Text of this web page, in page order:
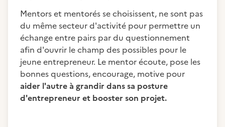
Mentors et mentorés se choisissent, ne sont pas
du même secteur d'activité pour permettre un
échange entre pairs par du questionnement
afin d'ouvrir le champ des possibles pour le
jeune entrepreneur. Le mentor écoute, pose les
bonnes questions, encourage, motive pour
aider l'autre à grandir dans sa posture
d'entrepreneur et booster son projet.